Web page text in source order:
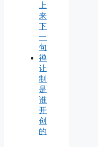
上
来
下
一
句
禅
让
制
是
谁
开
创
的